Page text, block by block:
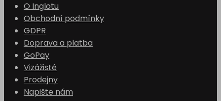
O Inglotu
Obchodní podmínky
GDPR
Doprava a platba
GoPay
Vizážisté
Prodejny
Napište nám